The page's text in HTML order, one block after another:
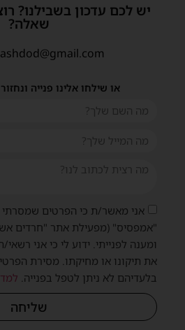
יש לכם עדכון בשבילנו?
שאלה?
או שילחו אלינו פנייה
אני מאשר/ת כי הפרטים שמסרתי
"אמפסיס" (מפעילת אתר "חרדים
ומענה לפנייתי. ידוע לי כי אני
את תיקונו או מחיקתו. מסירת
בלעדיהם לא ניתן לטפל בפנייה.
שליחה